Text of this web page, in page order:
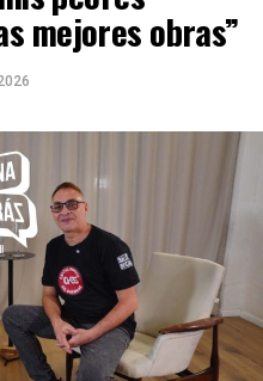
mejores obras”